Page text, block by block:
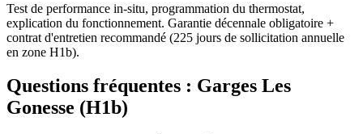
Test de performance in-situ, programmation du thermostat,
explication du fonctionnement. Garantie décennale obligatoire +
contrat d'entretien recommandé (225 jours de sollicitation annuelle
en zone H1b).
Questions fréquentes : Garges Les
Gonesse (H1b)